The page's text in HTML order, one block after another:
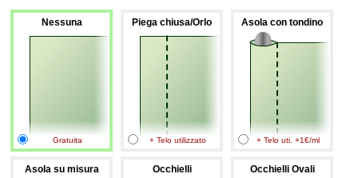
Nessuna
Gratuita
Piega chiusa/Orlo
+ Telo utilizzato
Asola con tondino
+ Telo uti. +1€/ml
Asola su misura Occhielli Occhielli Ovali